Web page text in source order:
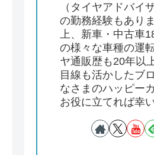
（タイヤアドバイ
の勤務経験もあり
上、新車・中古車
の様々な車種の運
ヤ通販歴も20年以
目線も活かしたブ
なさまのハッピー
お役に立てれば幸